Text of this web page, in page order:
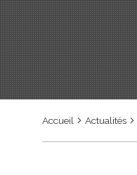
Accueil Actualités